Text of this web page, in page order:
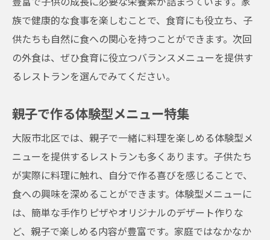
族で健康的な食事を楽しむことで、食育にも役立ち、子
供たちも自然に食への関心を持つことができます。次回
の外食は、ぜひ食育に役立つバランスメニューを提供す
るレストランを選んでみてください。
親子で作る体験型メニュー特集
大阪市北区では、親子で一緒に料理を楽しめる体験型メ
ニューを提供するレストランも多くあります。子供たち
が実際に料理に触れ、自分で作る喜びを感じることで、
食への興味を深めることができます。体験型メニューに
は、簡単な手作りピザやオリジナルのデザート作りな
ど、親子で楽しめる内容が豊富です。家庭ではなかなか